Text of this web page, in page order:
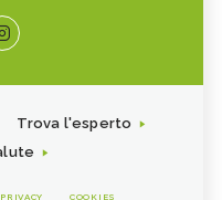
Trova l'esperto
COOKIES